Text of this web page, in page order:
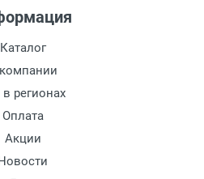
расходов за хранение
по Москве компанией
к вам пункта
компаниями по
Каталог
регионах
Оплата
Акции